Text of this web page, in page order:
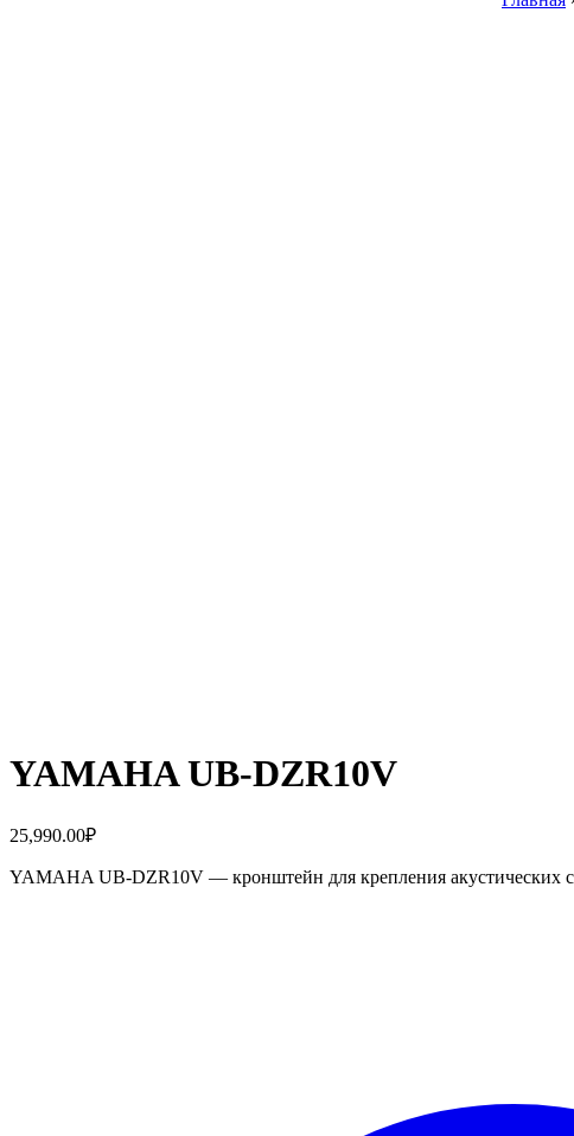
YAMAHA UB-DZR10V
25,990.00₽
YAMAHA UB-DZR10V — кронштейн для крепления акустических